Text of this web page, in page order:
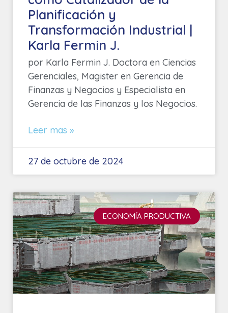
Planificación y
Transformación Industrial |
Karla Fermin J.
por Karla Fermin J. Doctora en Ciencias
Gerenciales, Magister en Gerencia de
Finanzas y Negocios y Especialista en
Gerencia de las Finanzas y los Negocios.
Leer mas »
27 de octubre de 2024
ECONOMÍA PRODUCTIVA